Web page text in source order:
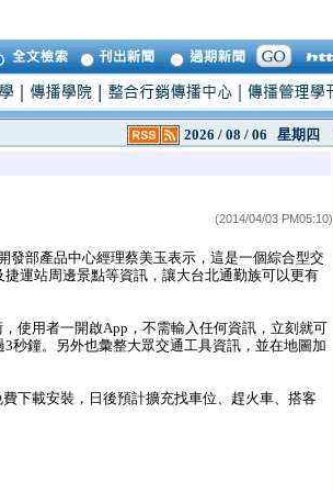
2026 / 08 / 06 星期四
(2014/04/03 PM05:10)
部產品中心經理蔡美玉表示，這是一個綜合型交
運站周邊景點等資訊，讓大台北通勤族可以更有
使用者一開啟App，不需輸入任何資訊，立刻就可
秒鐘。另外也彙整大眾交通工具資訊，並在地圖加
下載安裝，日後預計擴充找車位、趕火車、搭客